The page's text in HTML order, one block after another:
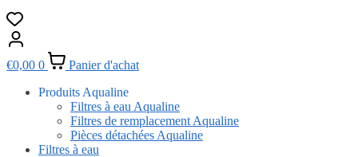
€0,00 0
Panier d'achat
Produits Aqualine
Filtres à eau Aqualine
Filtres de remplacement Aqualine
Pièces détachées Aqualine
Filtres à eau